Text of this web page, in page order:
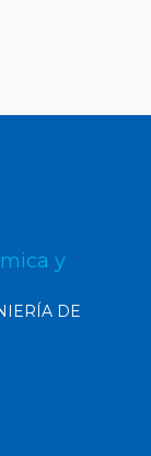
y
DE